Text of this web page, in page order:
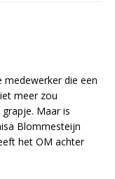
die een
meer zou
Maar is
Blommesteijn
het OM achter